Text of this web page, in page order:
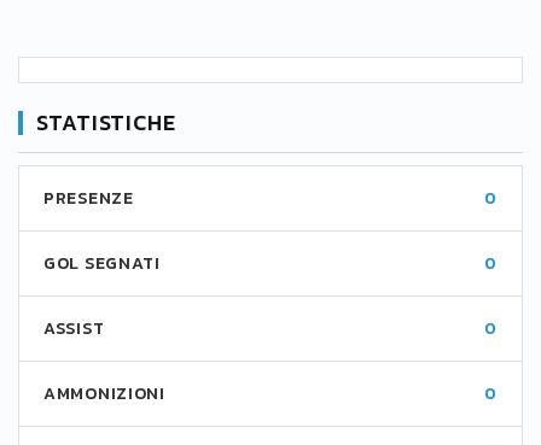
STATISTICHE
PRESENZE 0
GOL SEGNATI 0
ASSIST 0
AMMONIZIONI 0